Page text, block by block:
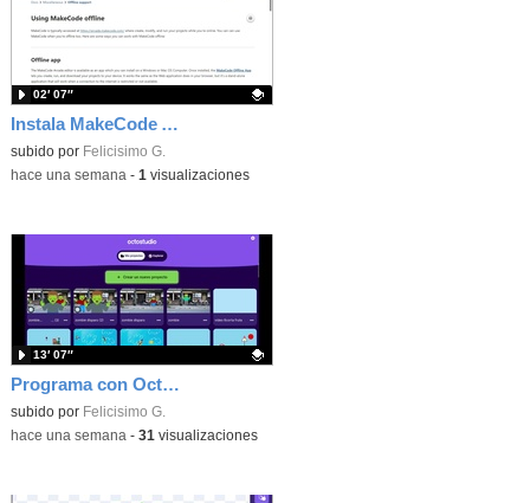
Instala MakeCode Arcade offline para programar grandes juegos sin necesidad de Internet
Contenido educativo.
subido por Felicisimo G.
02′ 07″
-hace una semana - 1 visualizaciones
Programa con OctoStudio, un juego de disparos contra Zombies con un cargador basado en el House of the dead
Contenido educativo.
subido por Felicisimo G.
13′ 07″
-hace una semana - 31 visualizaciones